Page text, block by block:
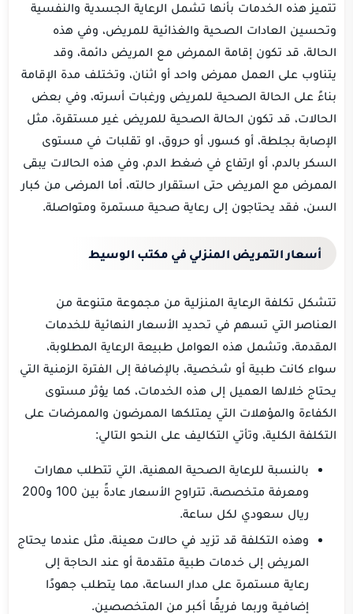
تتميز هذه الخدمات بأنها تشمل الرعاية الجسدية والنفسية
وتحسين العادات الصحية والغذائية للمريض، وفي هذه
الحالة، قد تكون إقامة الممرض مع المريض دائمة، وقد
يتناوب على العمل ممرض واحد أو اثنان، وتختلف مدة الإقامة
بناءً على الحالة الصحية للمريض ورغبات أسرته، وفي بعض
الحالات، قد تكون الحالة الصحية للمريض غير مستقرة، مثل
الإصابة بجلطة، أو كسور، أو حروق، او تقلبات في مستوى
السكر بالدم، أو ارتفاع في ضغط الدم، وفي هذه الحالات يبقى
الممرض مع المريض حتى استقرار حالته، أما المرضى من كبار
السن، فقد يحتاجون إلى رعاية صحية مستمرة ومتواصلة.
أسعار التمريض المنزلي في مكتب الوسيط
تتشكل تكلفة الرعاية المنزلية من مجموعة متنوعة من
العناصر التي تسهم في تحديد الأسعار النهائية للخدمات
المقدمة، وتشمل هذه العوامل طبيعة الرعاية المطلوبة،
سواء كانت طبية أو شخصية، بالإضافة إلى الفترة الزمنية التي
يحتاج خلالها العميل إلى هذه الخدمات، كما يؤثر مستوى
الكفاءة والمؤهلات التي يمتلكها الممرضون والممرضات على
التكلفة الكلية، وتأتي التكاليف على النحو التالي:
بالنسبة للرعاية الصحية المهنية، التي تتطلب مهارات
ومعرفة متخصصة، تتراوح الأسعار عادةً بين 100 و200
ريال سعودي لكل ساعة.
وهذه التكلفة قد تزيد في حالات معينة، مثل عندما يحتاج
المريض إلى خدمات طبية متقدمة أو عند الحاجة إلى
رعاية مستمرة على مدار الساعة، مما يتطلب جهودًا
إضافية وربما فريقًا أكبر من المتخصصين.